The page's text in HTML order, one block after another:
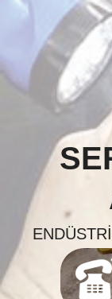
Skip
content